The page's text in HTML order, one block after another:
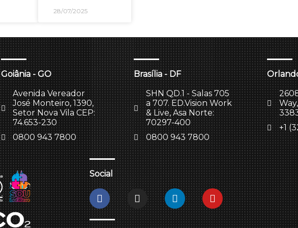
28/07/2025
Goiânia - GO
Avenida Vereador
José Monteiro, 1390,
Setor Nova Vila CEP:
74.653-230
0800 943 7800
Brasília - DF
SHN QD.1 - Salas 705
a 707. ED.Vision Work
& Live, Asa Norte:
70297-400
0800 943 7800
+1
Social